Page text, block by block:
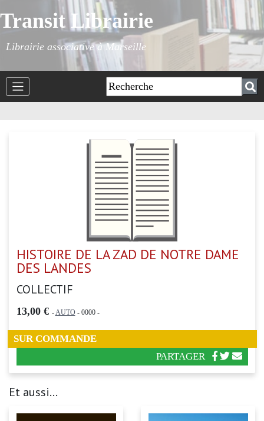
Transit Librairie
Librairie associative à Marseille
HISTOIRE DE LA ZAD DE NOTRE DAME
DES LANDES
COLLECTIF
13,00 € -AUTO- 0000 -
SUR COMMANDE
PARTAGER
Et aussi...